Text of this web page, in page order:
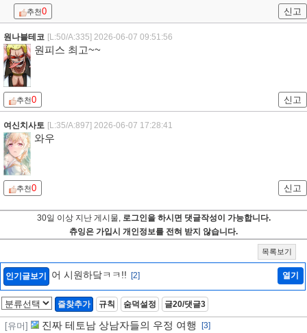
추천0 신고
원나블테코 [L:50/A:335] 2026-06-07 09:51:56
원피스 최고~~
추천0 신고
여신치사토 [L:35/A:897] 2026-06-07 17:28:41
와우
추천0 신고
30일 이상 지난 게시물, 로그인을 하시면 댓글작성이 가능합니다.
츄잉은 가입시 개인정보를 전혀 받지 않습니다.
목록보기
인기글보기 어 시원하닼ㅋㅋ!! [2] 열기
즐찾추가 규칙 숨덕설정 글20/댓글3
[유머] 진짜 테토남 상남자들의 우정 여행
[3]